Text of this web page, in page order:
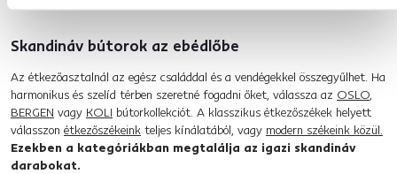
Skandináv bútorok az ebédlőbe
Az étkezőasztalnál az egész családdal és a vendégekkel összegyűlhet. Ha
harmonikus és szelíd térben szeretné fogadni őket, válassza az OSLO,
BERGEN vagy KOLI bútorkollekciót. A klasszikus étkezőszékek helyett
válasszon étkezőszékeink teljes kínálatából, vagy modern székeink közül.
Ezekben a kategóriákban megtalálja az igazi skandináv
darabokat.